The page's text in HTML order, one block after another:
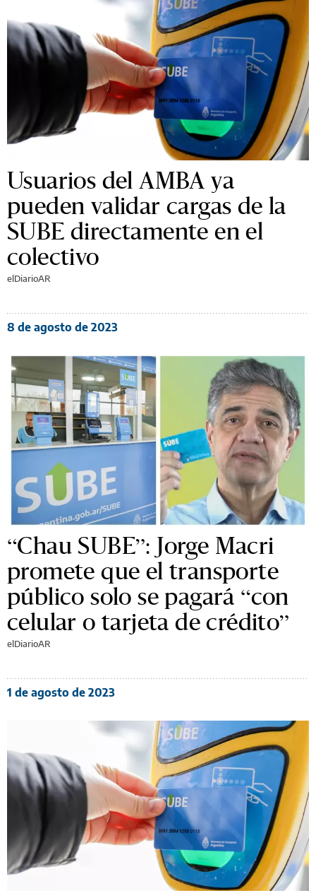
Usuarios del AMBA ya
pueden validar cargas de la
SUBE directamente en el
colectivo
elDiarioAR
8 de agosto de 2023
“Chau SUBE”: Jorge Macri
promete que el transporte
público solo se pagará “con
celular o tarjeta de crédito”
elDiarioAR
1 de agosto de 2023